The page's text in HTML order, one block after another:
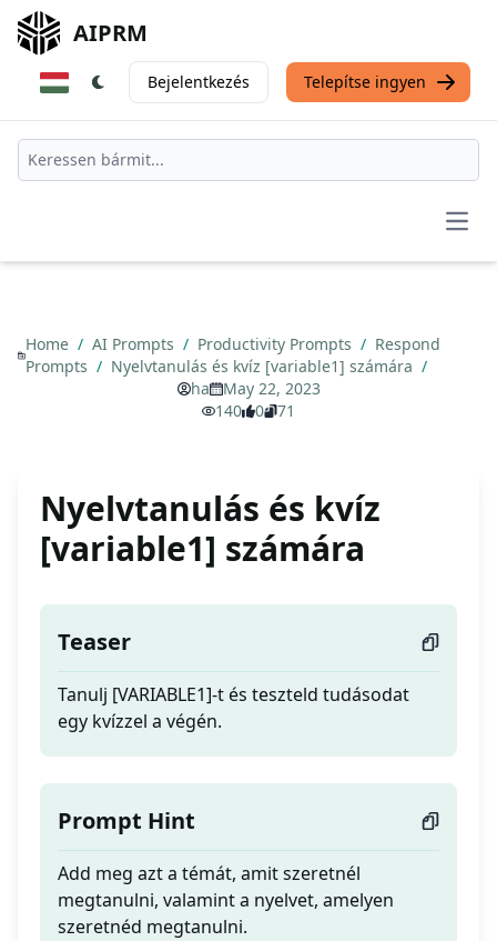
AIPRM
Bejelentkezés Telepítse ingyen
Home / AI Prompts / Productivity Prompts / Respond
Prompts / Nyelvtanulás és kvíz [variable1] számára /
ha
May 22, 2023
140
0 71
Nyelvtanulás és kvíz
[variable1] számára
Teaser
Tanulj [VARIABLE1]-t és teszteld tudásodat
egy kvízzel a végén.
Prompt Hint
Add meg azt a témát, amit szeretnél
megtanulni, valamint a nyelvet, amelyen
szeretnéd megtanulni.